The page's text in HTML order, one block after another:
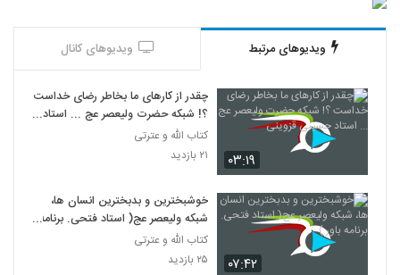
ویدیوهای مرتبط ویدیوهای کانال
۰۳:۱۹
چقدر از کارهای ما بخاطر رضای خداست
؟! شبکه حضرت ولیعصر عج ... استاد
حسینی قزوینی
کتاب الله و عترتی
۲۱ بازدید
۰۷:۴۲
خوشبخترین و بدبخترین انسان ها،
شبکه ولیعصر عج( استاد فتحی. برنامه
باور )
کتاب الله و عترتی
۲۵ بازدید